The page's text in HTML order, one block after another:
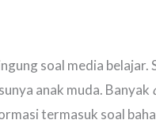
soal media belajar.
anak muda. Banyak
termasuk soal